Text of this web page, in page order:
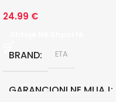
24.99 €
BRAND ETA
GARANCIONI NE MUAJ